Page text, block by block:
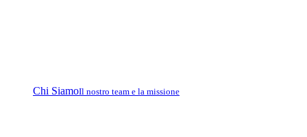
Chi SiamoIl nostro team e la missione